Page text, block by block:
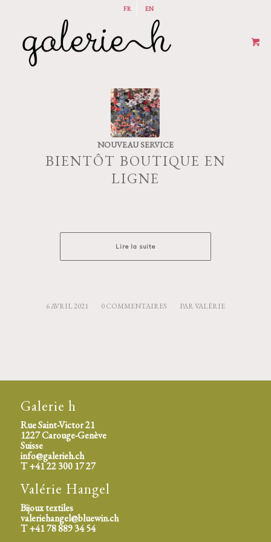
FR EN
NOUVEAU SERVICE
BIENTÔT BOUTIQUE EN
LIGNE
Lire la suite
6 AVRIL 2021
/ 0 COMMENTAIRES
/ PARVALÉRIE
Galerie h
Rue Saint-Victor 21
1227 Carouge-Genève
Suisse
info@galerieh.ch
T +41 22 300 17 27
Valérie Hangel
Bijoux textiles
valeriehangel@bluewin.ch
T +41 78 889 34 54